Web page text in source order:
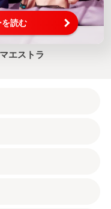
を読む
エストラ